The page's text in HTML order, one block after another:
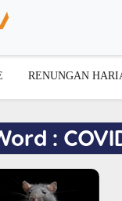
RENUNGAN
: